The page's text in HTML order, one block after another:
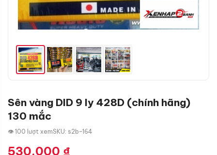
Sên vàng DID 9 ly 428D (chính hãng)
130 mắc
👁 100 lượt xemSKU: s2b-164
530.000 ₫